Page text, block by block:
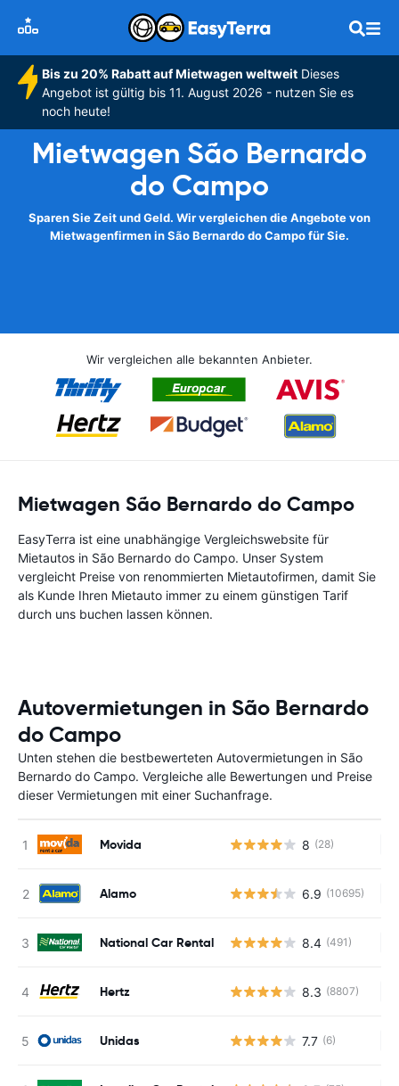
Bis zu 20% Rabatt auf Mietwagen weltweitDieses
Angebot ist gültig bis 11. August 2026 - nutzen Sie es
noch heute!
Mietwagen São Bernardo
do Campo
Sparen Sie Zeit und Geld. Wir vergleichen die Angebote von
Mietwagenfirmen in São Bernardo do Campo für Sie.
Wir vergleichen alle bekannten Anbieter.
Mietwagen São Bernardo do Campo
EasyTerra ist eine unabhängige Vergleichswebsite für
Mietautos in São Bernardo do Campo. Unser System
vergleicht Preise von renommierten Mietautofirmen, damit Sie
als Kunde Ihren Mietauto immer zu einem günstigen Tarif
durch uns buchen lassen können.
Autovermietungen in São Bernardo
do Campo
Unten stehen die bestbewerteten Autovermietungen in São
Bernardo do Campo. Vergleiche alle Bewertungen und Preise
dieser Vermietungen mit einer Suchanfrage.
Movida 8 (28)
Alamo 6.9 (10695)
National Car Rental 8.4 (491)
Hertz 8.3 (8807)
Unidas 7.7 (6)